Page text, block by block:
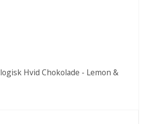
Hvid Chokolade - Lemon &